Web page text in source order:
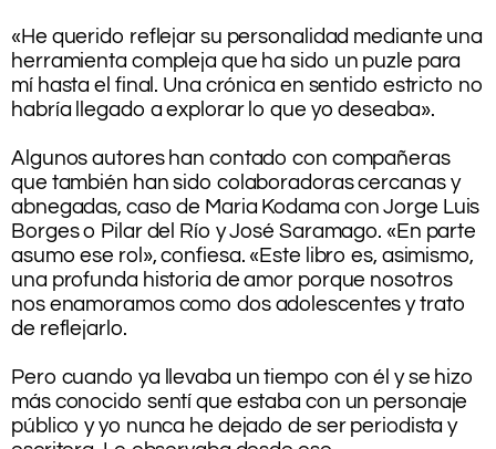
«He querido reflejar su personalidad mediante una
herramienta compleja que ha sido un puzle para
mí hasta el final. Una crónica en sentido estricto no
habría llegado a explorar lo que yo deseaba».
Algunos autores han contado con compañeras
que también han sido colaboradoras cercanas y
abnegadas, caso de Maria Kodama con Jorge Luis
Borges o Pilar del Río y José Saramago. «En parte
asumo ese rol», confiesa. «Este libro es, asimismo,
una profunda historia de amor porque nosotros
nos enamoramos como dos adolescentes y trato
de reflejarlo.
Pero cuando ya llevaba un tiempo con él y se hizo
más conocido sentí que estaba con un personaje
público y yo nunca he dejado de ser periodista y